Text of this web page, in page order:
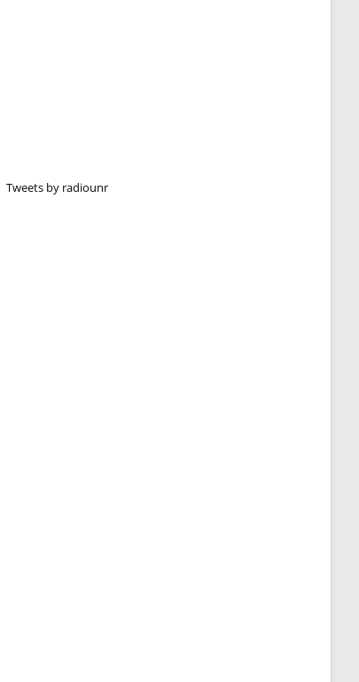
Tweets by radiounr